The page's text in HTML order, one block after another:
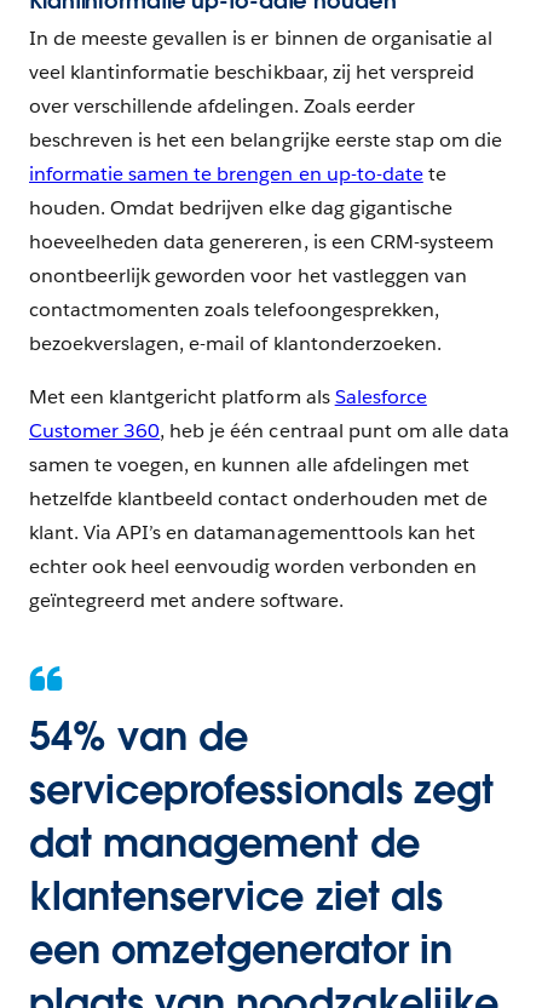
In de meeste gevallen is er binnen de organisatie al
veel klantinformatie beschikbaar, zij het verspreid
over verschillende afdelingen. Zoals eerder
beschreven is het een belangrijke eerste stap om die
informatie samen te brengen en up-to-datete
houden. Omdat bedrijven elke dag gigantische
hoeveelheden data genereren, is een CRM-systeem
onontbeerlijk geworden voor het vastleggen van
contactmomenten zoals telefoongesprekken,
bezoekverslagen, e-mail of klantonderzoeken.
Met een klantgericht platform alsSalesforce
Customer 360, heb je één centraal punt om alle data
samen te voegen, en kunnen alle afdelingen met
hetzelfde klantbeeld contact onderhouden met de
klant. Via API’s en datamanagementtools kan het
echter ook heel eenvoudig worden verbonden en
geïntegreerd met andere software.
54% van de
serviceprofessionals zegt
dat management de
klantenservice ziet als
een omzetgenerator in